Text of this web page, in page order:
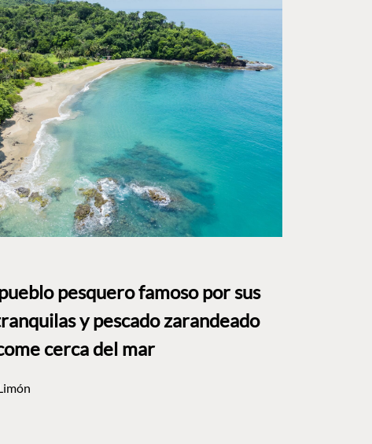
pesquero famoso por sus
y pescado zarandeado
cerca del mar